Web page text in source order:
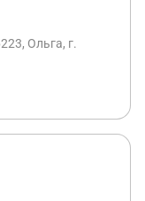
и
оформить
Ольга, г.